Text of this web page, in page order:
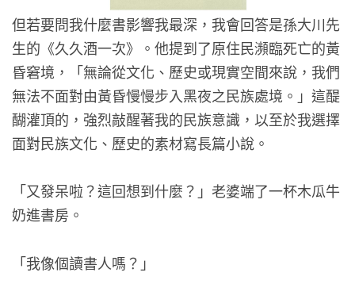
但若要問我什麼書影響我最深，我會回答是孫大川先
生的《久久酒一次》。他提到了原住民瀕臨死亡的黃
昏窘境，「無論從文化、歷史或現實空間來說，我們
無法不面對由黃昏慢慢步入黑夜之民族處境。」這醍
醐灌頂的，強烈敲醒著我的民族意識，以至於我選擇
面對民族文化、歷史的素材寫長篇小說。
「又發呆啦？這回想到什麼？」老婆端了一杯木瓜牛
奶進書房。
「我像個讀書人嗎？」